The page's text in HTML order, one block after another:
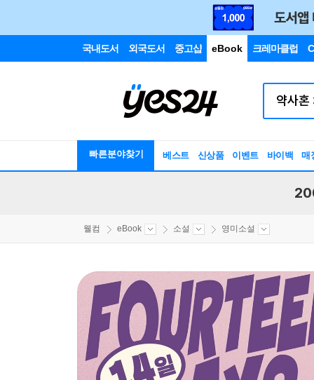
국내도서 외국도서 중고샵 eBook 크레마클럽
빠른분야찾기 베스트 신상품 이벤트 바이백 매
웰컴 eBook 소설 영미소설